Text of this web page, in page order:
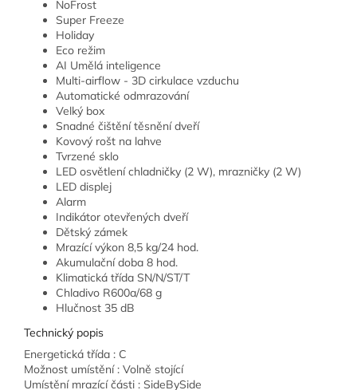
NoFrost
Super Freeze
Holiday
Eco režim
AI Umělá inteligence
Multi-airflow - 3D cirkulace vzduchu
Automatické odmrazování
Velký box
Snadné čištění těsnění dveří
Kovový rošt na lahve
Tvrzené sklo
LED osvětlení chladničky (2 W), mrazničky (2 W)
LED displej
Alarm
Indikátor otevřených dveří
Dětský zámek
Mrazící výkon 8,5 kg/24 hod.
Akumulační doba 8 hod.
Klimatická třída SN/N/ST/T
Chladivo R600a/68 g
Hlučnost 35 dB
Technický popis
Energetická třída : C
Možnost umístění : Volně stojící
Umístění mrazící části : SideBySide